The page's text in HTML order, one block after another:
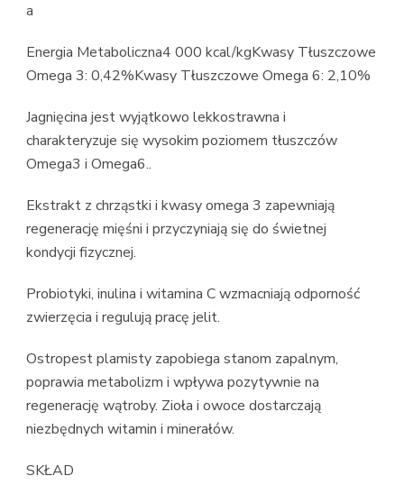
a
Energia Metaboliczna4 000 kcal/kgKwasy Tłuszczowe
Omega 3: 0,42%Kwasy Tłuszczowe Omega 6: 2,10%
Jagnięcina jest wyjątkowo lekkostrawna i
charakteryzuje się wysokim poziomem tłuszczów
Omega3 i Omega6..
Ekstrakt z chrząstki i kwasy omega 3 zapewniają
regenerację mięśni i przyczyniają się do świetnej
kondycji fizycznej.
Probiotyki, inulina i witamina C wzmacniają odporność
zwierzęcia i regulują pracę jelit.
Ostropest plamisty zapobiega stanom zapalnym,
poprawia metabolizm i wpływa pozytywnie na
regenerację wątroby. Zioła i owoce dostarczają
niezbędnych witamin i minerałów.
SKŁAD